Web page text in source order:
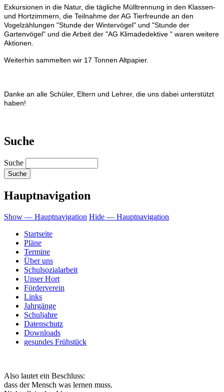
Exkursionen in die Natur, die tägliche Mülltrennung in den Klassen-
und Hortzimmern, die Teilnahme der AG Tierfreunde an den
Vogelzählungen "Stunde der Wintervögel" und "Stunde der
Gartenvögel" und die Arbeit der "AG Klimadedektive " waren weitere
Aktionen.
Weiterhin sammelten wir 17 Tonnen Altpapier.
Danke an alle Schüler, Eltern und Lehrer, die uns dabei unterstützt
haben!
Suche
Suche
Hauptnavigation
Show — Hauptnavigation Hide — Hauptnavigation
Startseite
Pläne
Termine
Über uns
Schulsozialarbeit
Unser Hort
Förderverein
Links
Jahrgänge
Schuljahre
Datenschutz
Downloads
gesundes Frühstück
Also lautet ein Beschluss:
dass der Mensch was lernen muss.